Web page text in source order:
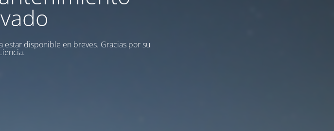
estar disponible en breves. Gracias por su